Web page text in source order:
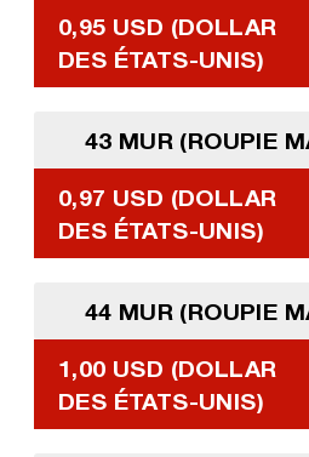
0,95 USD (DOLLAR
DES ÉTATS-UNIS)
43 MUR (ROUPIE
0,97 USD (DOLLAR
DES ÉTATS-UNIS)
44 MUR (ROUPIE
1,00 USD (DOLLAR
DES ÉTATS-UNIS)